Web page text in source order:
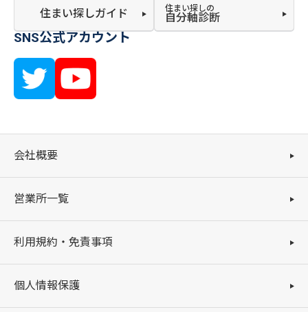
住まい探しガイド 住まい探しの
自分軸診断
SNS公式アカウント
会社概要
営業所一覧
利用規約・免責事項
個人情報保護